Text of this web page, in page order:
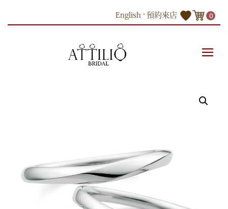
English 預約來店 0
PT950鉑金鑽石對戒 (Made In Japan -Divine)